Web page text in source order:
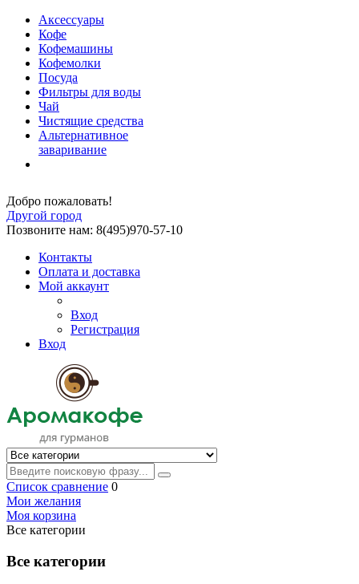
Аксессуары
Кофе
Кофемашины
Кофемолки
Посуда
Фильтры для воды
Чай
Чистящие средства
Альтернативное
заваривание
Добро пожаловать!
Другой город
Позвоните нам: 8(495)970-57-10
Контакты
Оплата и доставка
Мой аккаунт
Вход
Регистрация
Вход
Список сравнение 0
Мои желания
Моя корзина
Все категории
Все категории